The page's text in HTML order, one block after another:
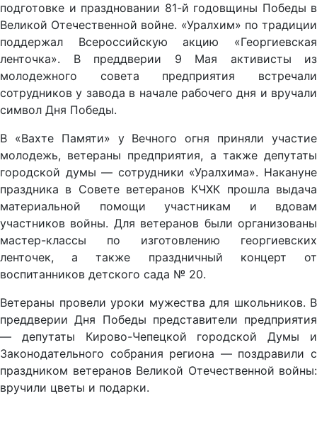
подготовке и праздновании 81-й годовщины Победы в
Великой Отечественной войне. «Уралхим» по традиции
поддержал Всероссийскую акцию «Георгиевская
ленточка». В преддверии 9 Мая активисты из
молодежного совета предприятия встречали
сотрудников у завода в начале рабочего дня и вручали
символ Дня Победы.
В «Вахте Памяти» у Вечного огня приняли участие
молодежь, ветераны предприятия, а также депутаты
городской думы — сотрудники «Уралхима». Накануне
праздника в Совете ветеранов КЧХК прошла выдача
материальной помощи участникам и вдовам
участников войны. Для ветеранов были организованы
мастер-классы по изготовлению георгиевских
ленточек, а также праздничный концерт от
воспитанников детского сада № 20.
Ветераны провели уроки мужества для школьников. В
преддверии Дня Победы представители предприятия
— депутаты Кирово-Чепецкой городской Думы и
Законодательного собрания региона — поздравили с
праздником ветеранов Великой Отечественной войны:
вручили цветы и подарки.